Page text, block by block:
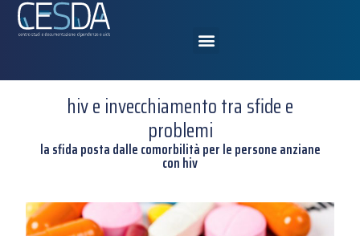
hiv e invecchiamento tra sfide e
problemi
la sfida posta dalle comorbilità per le persone anziane
con hiv